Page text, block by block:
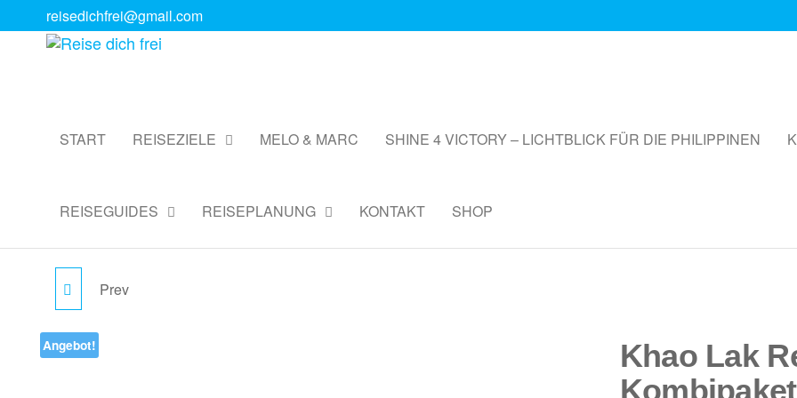
reisedichfrei@gmail.com
START REISEZIELE MELO & MARC SHINE 4 VICTORY – LICHTBLICK FÜR DIE PHILIPPINEN
REISEGUIDES REISEPLANUNG KONTAKT SHOP
Prev
Angebot!
Khao Lak
Kombipaket